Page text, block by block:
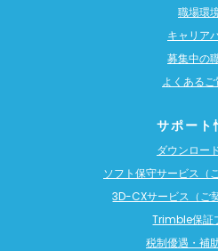
職場環
キャリア
募集中の
よくある
サポート
ダウンロー
ソフト保守サービス（
3D-CXサービス（ご
Trimble保証
税制優遇・補